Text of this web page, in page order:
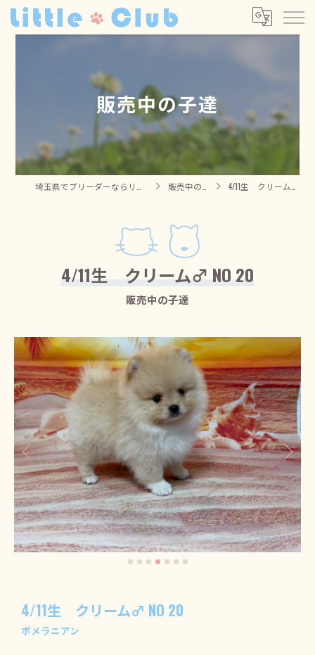
販売中の子達
販売中の子達 4/11生 クリーム♂ NO 20
販売中の子達
4/11生 クリーム♂ NO 20
4/11生 クリーム♂ NO 20
ポメラニアン